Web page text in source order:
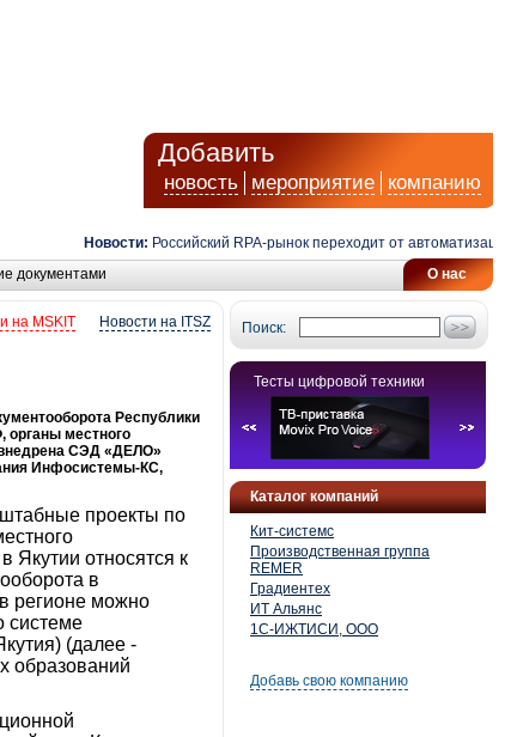
Добавить
новость мероприятие компанию
Новости: Российский RPA-рынок переходит от автоматизации
О нас
документами
Поиск:
Тесты цифровой техники
Каталог компаний
Кит-системс
Производственная группа
REMER
Градиентех
ИТ Альянс
1С-ИЖТИСИ, ООО
Добавь свою компанию
Новости на ITSZ
на MSKIT
Республики
органы местного
внедрена СЭД «ДЕЛО»
Инфосистемы-КС,
проекты по
относятся к
в
регионе можно
системе
(далее -
образований